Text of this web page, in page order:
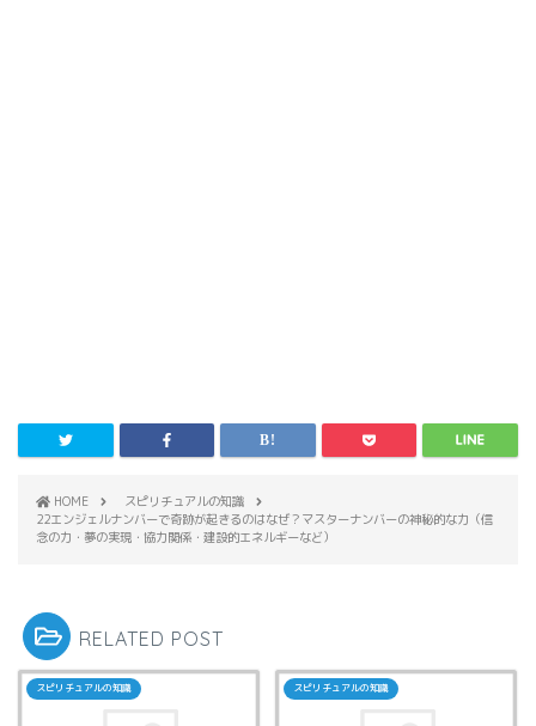
HOME
スピリチュアルの知識
22エンジェルナンバーで奇跡が起きるのはなぜ？マスターナンバーの神秘的な力（信
念の力・夢の実現・協力関係・建設的エネルギーなど）
RELATED POST
スピリチュアルの知識 スピリチュアルの知識